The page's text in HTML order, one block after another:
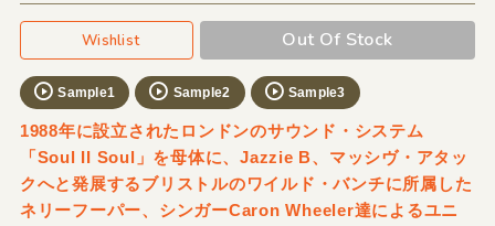
Wishlist Out Of Stock
Sample1 Sample2 Sample3
1988年に設立されたロンドンのサウンド・システム
「Soul II Soul」を母体に、Jazzie B、マッシヴ・アタッ
クへと発展するブリストルのワイルド・バンチに所属した
ネリーフーパー、シンガーCaron Wheeler達によるユニ